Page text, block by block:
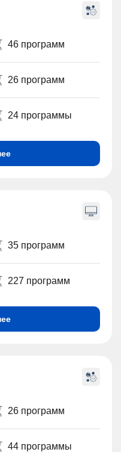
46 программ
26 программ
24 программы
35 программ
227 программ
26 программ
44 программы